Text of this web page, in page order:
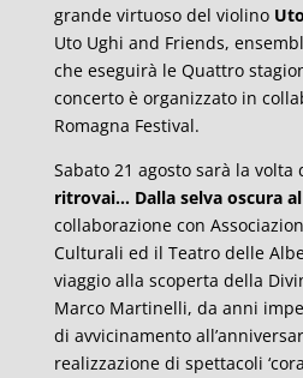
grande virtuoso del violino
Uto Ughi and Friends,
che eseguirà le Quattro
concerto è organizzato in
Romagna Festival.
Sabato 21 agosto sarà la volta
ritrovai… Dalla selva oscura al
collaborazione con
Culturali ed il Teatro delle
viaggio alla scoperta della
Marco Martinelli, da anni
di avvicinamento
realizzazione di spettacoli